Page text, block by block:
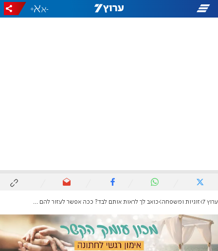
-
+
ערוץ 7 זוגיות ומשפחה כואב לך לראות אותם לבד? ככה אפשר לעזור להם להתחתן